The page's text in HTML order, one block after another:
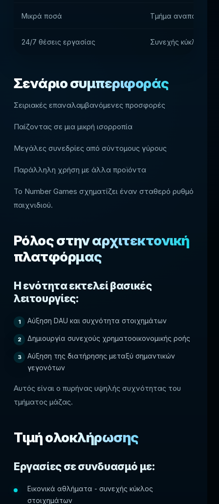
Μικρά ποσά Τμήμα
24/7 θέσεις εργασίας Συνεχής κύκλος
Σενάριο συμπεριφοράς
Σειριακές επαναλαμβανόμενες προσφορές
Παίζοντας σε μια μικρή ισορροπία
Μεγάλες συνεδρίες από σύντομους γύρους
Παράλληλη χρήση με άλλα προϊόντα
Το Number Games σχηματίζει έναν σταθερό ρυθμό
παιχνιδιού.
Ρόλος στην αρχιτεκτονική
πλατφόρμας
Η ενότητα εκτελεί βασικές
λειτουργίες:
Αύξηση DAU και συχνότητα στοιχημάτων
Δημιουργία συνεχούς χρηματοοικονομικής ροής
Αύξηση της διατήρησης μεταξύ σημαντικών
γεγονότων
Αυτός είναι ο πυρήνας υψηλής συχνότητας του
τμήματος μάζας.
Τιμή ολοκλήρωσης
Εργασίες σε συνδυασμό με:
Εικονικά αθλήματα - συνεχής κύκλος
στοιχημάτων